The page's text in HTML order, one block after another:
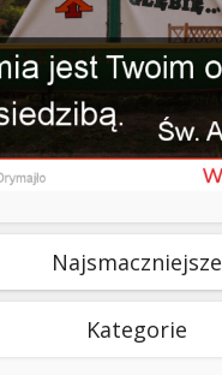
Najsmaczniejsze
Kategorie